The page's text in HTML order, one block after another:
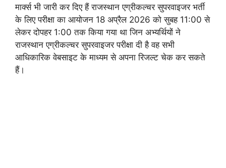
मार्क्स भी जारी कर दिए हैं राजस्थान एग्रीकल्चर सुपरवाइजर भर्ती
के लिए परीक्षा का आयोजन 18 अप्रैल 2026 को सुबह 11:00 से
लेकर दोपहर 1:00 तक किया गया था जिन अभ्यर्थियों ने
राजस्थान एग्रीकल्चर सुपरवाइजर परीक्षा दी है वह सभी
आधिकारिक वेबसाइट के माध्यम से अपना रिजल्ट चेक कर सकते
हैं।